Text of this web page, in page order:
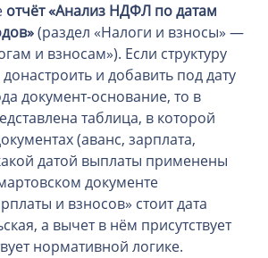
отчёт «Анализ НДФЛ по датам
(раздел «Налоги и взносы» —
и взносам»). Если структуру
и добавить под дату
документ-основание, то в
таблица, в которой
(аванс, зарплата,
датой выплаты применены
документе
и взносов» стоит дата
а вычет в нём присутствует
нормативной логике.